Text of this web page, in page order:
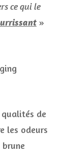
ce qui le
»
de
les odeurs